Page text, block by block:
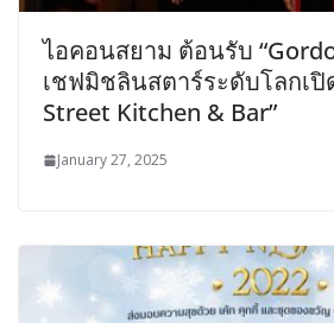
ไอคอนสยาม ต้อนรับ
เชฟมิชลินสตาร์ระดับโลกเปิ
Street Kitchen & Bar”
January 27, 2025